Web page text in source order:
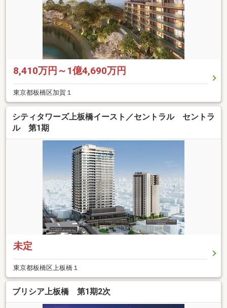
8,410万円～1億4,690万円
東京都板橋区加賀１
シティタワーズ上板橋イースト／セントラル セントラ
ル 第1期
未定
東京都板橋区上板橋１
ブリシア上板橋 第1期2次